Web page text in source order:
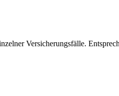
Versicherungsfälle.